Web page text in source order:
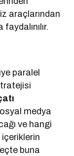
araçlarından
paralel
medya
ve hangi
buna